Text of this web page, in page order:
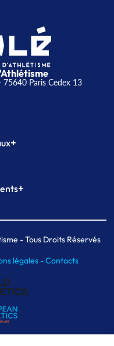
Paris Cedex 13
+
+
indoor
Paris- Tous Droits Réservés
légales -Contacts